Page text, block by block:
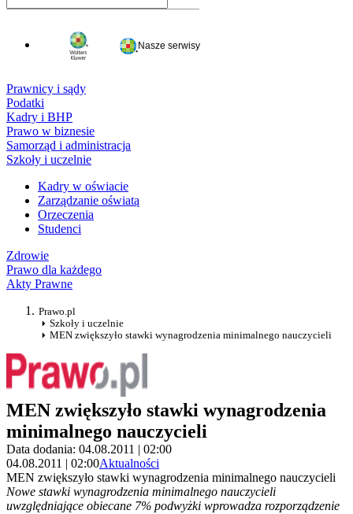
Nasze serwisy
Prawnicy i sądy
Podatki
Kadry i BHP
Prawo w biznesie
Samorząd i administracja
Szkoły i uczelnie
Kadry w oświacie
Zarządzanie oświatą
Orzeczenia
Studenci
Zdrowie
Prawo dla każdego
Akty Prawne
Prawo.pl
Szkoły i uczelnie
MEN zwiększyło stawki wynagrodzenia minimalnego nauczycieli
MEN zwiększyło stawki wynagrodzenia
minimalnego nauczycieli
Data dodania: 04.08.2011 | 02:00
04.08.2011 | 02:00Aktualności
MEN zwiększyło stawki wynagrodzenia minimalnego nauczycieli
Nowe stawki wynagrodzenia minimalnego nauczycieli
uwzględniające obiecane 7% podwyżki wprowadza rozporządzenie